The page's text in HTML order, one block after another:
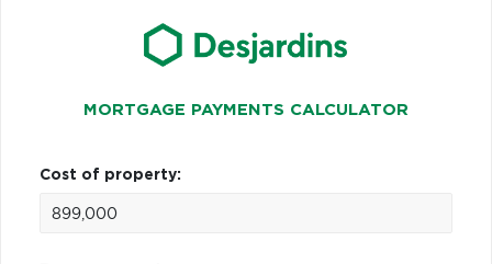
MORTGAGE PAYMENTS CALCULATOR
Cost of property: